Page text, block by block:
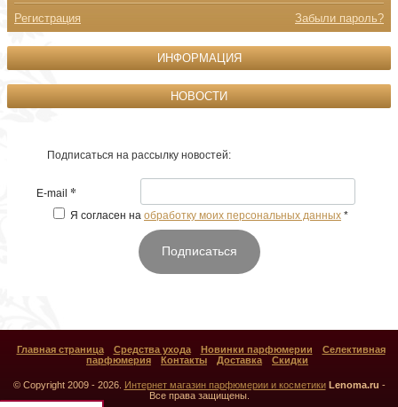
Регистрация Забыли пароль?
ИНФОРМАЦИЯ
НОВОСТИ
Подписаться на рассылку новостей:
E-mail *
Я согласен на обработку моих персональных данных *
Подписаться
Главная страница Средства ухода Новинки парфюмерии
Селективная
парфюмерия
Контакты Доставка Скидки
© Copyright 2009 - 2026. Интернет магазин парфюмерии и косметики Lenoma.ru -
Все права защищены.